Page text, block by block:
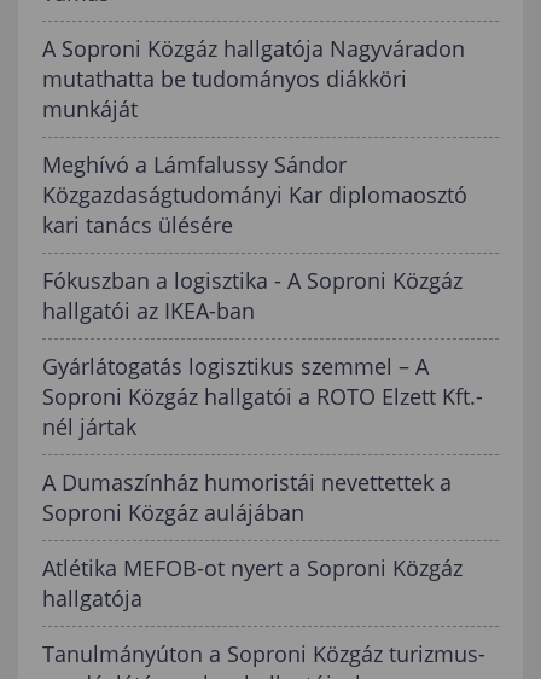
A Soproni Közgáz hallgatója Nagyváradon
mutathatta be tudományos diákköri
munkáját
Meghívó a Lámfalussy Sándor
Közgazdaságtudományi Kar diplomaosztó
kari tanács ülésére
Fókuszban a logisztika - A Soproni Közgáz
hallgatói az IKEA-ban
Gyárlátogatás logisztikus szemmel – A
Soproni Közgáz hallgatói a ROTO Elzett Kft.-
nél jártak
A Dumaszínház humoristái nevettettek a
Soproni Közgáz aulájában
Atlétika MEFOB-ot nyert a Soproni Közgáz
hallgatója
Tanulmányúton a Soproni Közgáz turizmus-